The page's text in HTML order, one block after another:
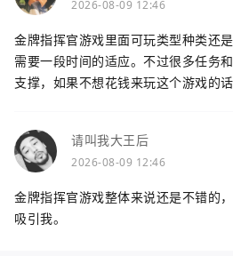
2026-08-09 12:46
金牌指挥官游戏里面可玩类型种类还
需要一段时间的适应。不过很多任务
支撑，如果不想花钱来玩这个游戏的
请叫我大王后
2026-08-09 12:46
金牌指挥官游戏整体来说还是不错的
吸引我。